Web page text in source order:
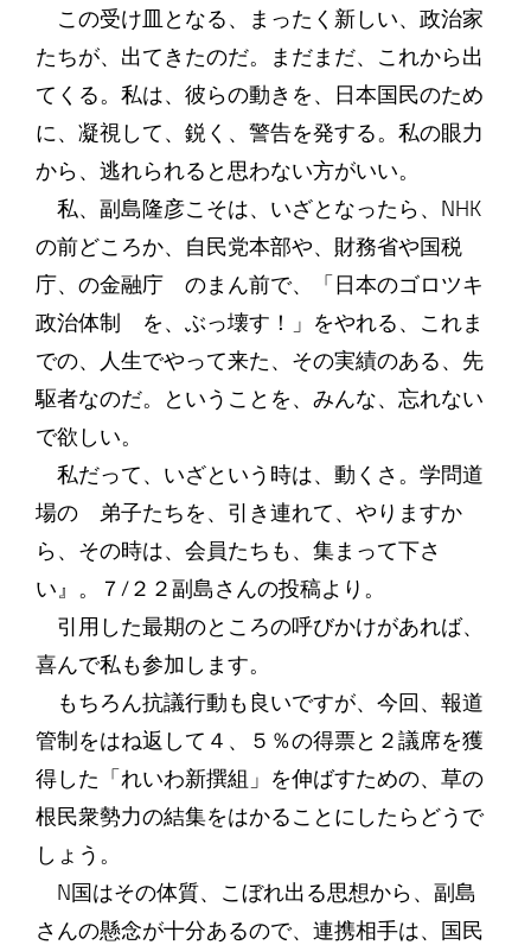
この受け皿となる、まったく新しい、政治家
たちが、出てきたのだ。まだまだ、これから出
てくる。私は、彼らの動きを、日本国民のため
に、凝視して、鋭く、警告を発する。私の眼力
から、逃れられると思わない方がいい。
私、副島隆彦こそは、いざとなったら、NHK
の前どころか、自民党本部や、財務省や国税
庁、の金融庁 のまん前で、「日本のゴロツキ
政治体制 を、ぶっ壊す！」をやれる、これま
での、人生でやって来た、その実績のある、先
駆者なのだ。ということを、みんな、忘れない
で欲しい。
私だって、いざという時は、動くさ。学問道
場の 弟子たちを、引き連れて、やりますか
ら、その時は、会員たちも、集まって下さ
い』。７/２２副島さんの投稿より。
引用した最期のところの呼びかけがあれば、
喜んで私も参加します。
もちろん抗議行動も良いですが、今回、報道
管制をはね返して４、５％の得票と２議席を獲
得した「れいわ新撰組」を伸ばすための、草の
根民衆勢力の結集をはかることにしたらどうで
しょう。
N国はその体質、こぼれ出る思想から、副島
さんの懸念が十分あるので、連携相手は、国民